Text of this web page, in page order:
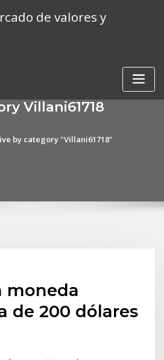
de valores y
Villani61718
by category "Villani61718"
moneda
de 200 dólares